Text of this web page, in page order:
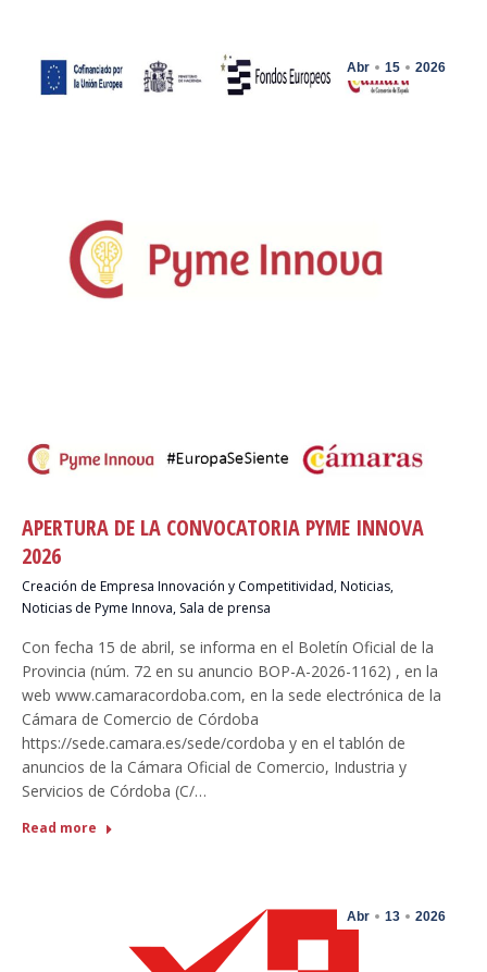
Abr 15 2026
APERTURA DE LA CONVOCATORIA PYME INNOVA
2026
Creación de Empresa Innovación y Competitividad,Noticias,
Noticias de Pyme Innova, Sala de prensa
Con fecha 15 de abril, se informa en el Boletín Oficial de la
Provincia (núm. 72 en su anuncio BOP-A-2026-1162) , en la
web www.camaracordoba.com, en la sede electrónica de la
Cámara de Comercio de Córdoba
https://sede.camara.es/sede/cordoba y en el tablón de
anuncios de la Cámara Oficial de Comercio, Industria y
Servicios de Córdoba (C/…
Read more
Abr 13 2026